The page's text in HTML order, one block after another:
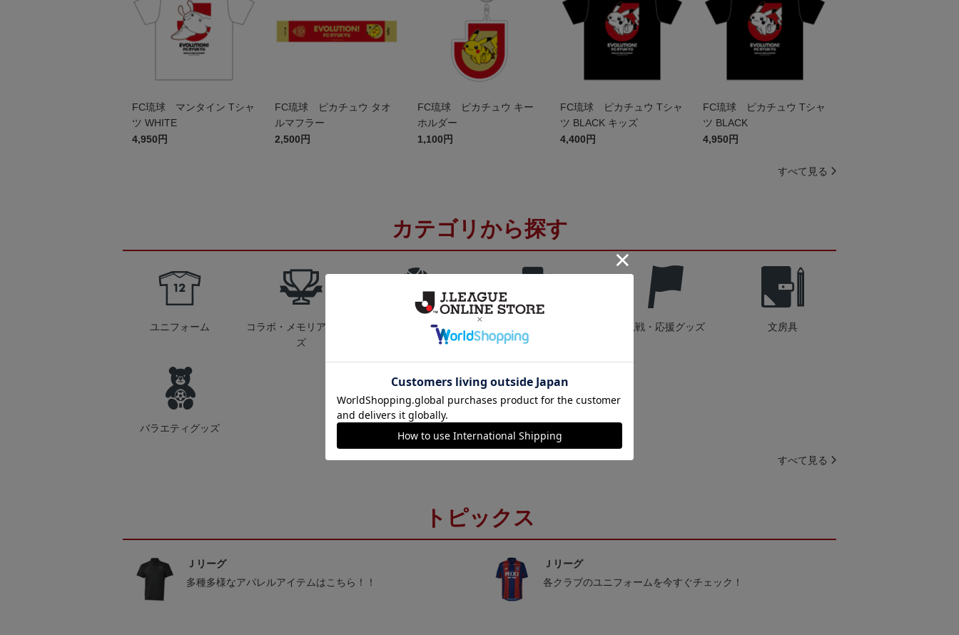
FC琉球 マンタイン Tシャ
ツ WHITE
4,950円
FC琉球 ピカチュウ タオ
ルマフラー
2,500円
FC琉球 ピカチュウ キー
ホルダー
1,100円
FC琉球 ピカチュウ Tシャ
ツ BLACK キッズ
4,400円
FC琉球 ピカチュウ Tシャ
ツ BLACK
4,950円
すべて見る
カテゴリから探す
ユニフォーム
コラボ・メモリアルグッ
ズ
アパレル・ファッション
観戦・応援グッズ 文房具
バラエティグッズ
すべて見る
トピックス
Ｊリーグ
多種多様なアパレルアイテムはこちら！！
Ｊリーグ
各クラブのユニフォームを今すぐチェック！